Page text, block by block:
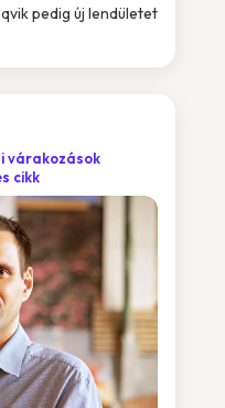
pedig új lendületet
várakozások
cikk